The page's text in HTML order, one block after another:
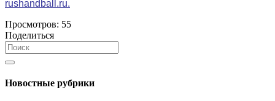
rushandball.ru.
Просмотров: 55
Поделиться
Новостные рубрики